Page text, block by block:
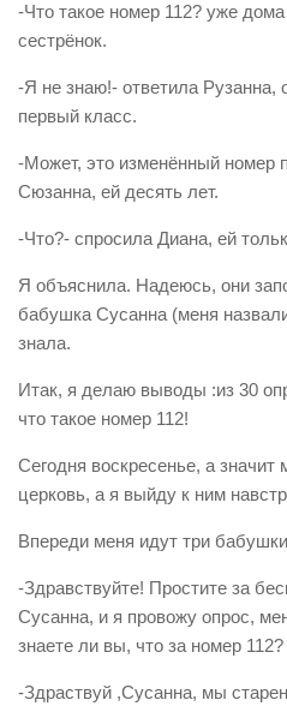
-Что такое номер 112? уже
сестрёнок.
-Я не знаю!- ответила Рузанна,
первый класс.
-Может, это изменённый номер
Сюзанна, ей десять лет.
-Что?- спросила Диана, ей
Я объяснила. Надеюсь, они
бабушка Сусанна (меня
знала.
Итак, я делаю выводы :из 30
что такое номер 112!
Сегодня воскресенье, а значит
церковь, а я выйду к ним
Впереди меня идут три
-Здравствуйте! Простите за
Сусанна, и я провожу опрос,
знаете ли вы, что за номер 112?
-Здраствуй ,Сусанна, мы